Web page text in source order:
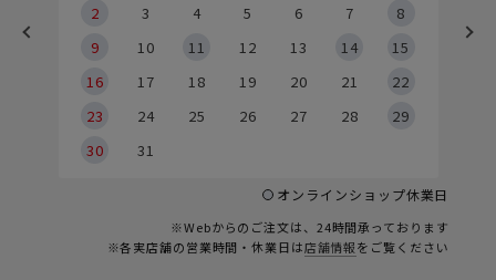
2
3 4 5 6 7
8
9
10 11 12 13 14
15
16
17 18 19 20 21
22
23
24 25 26 27 28
29
30
31
オンラインショップ休業日
※Webからのご注文は、24時間承っております
※各実店舗の営業時間・休業日は店舗情報をご覧ください